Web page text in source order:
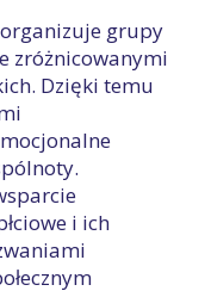
grupy
zróżnicowanymi
Dzięki temu
i ich